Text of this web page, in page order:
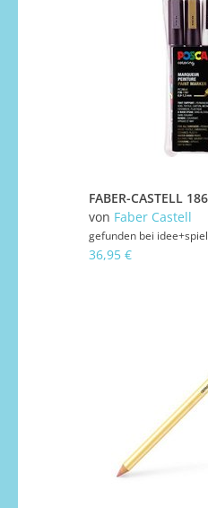
von Faber Castell
gefunden bei idee+spiel
36,95 €